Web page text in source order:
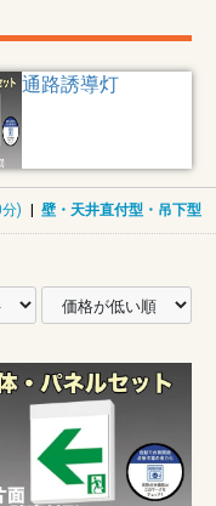
通路誘導灯
) | 壁・天井直付型・吊下型